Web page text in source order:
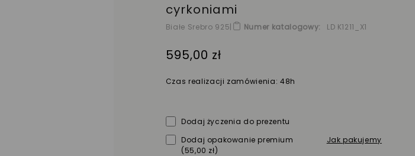
cyrkoniami
Białe Srebro 925| Numer katalogowy LD K1211_X1
595,00 zł
Czas realizacji zamówienia: 48h
Dodaj życzenia do prezentu
Dodaj opakowanie premium
(55,00 zł)
Jak pakujemy